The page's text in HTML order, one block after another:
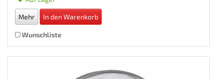
Mehr In den Warenkorb
Wunschliste